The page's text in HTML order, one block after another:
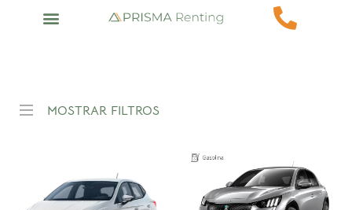
MOSTRAR FILTROS